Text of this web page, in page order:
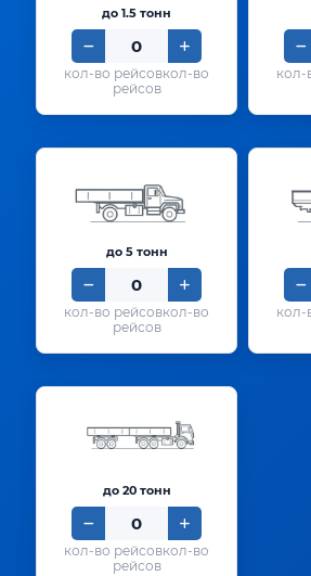
до 1.5 тонн
кол-во
рейсов
до 5 тонн
кол-во
рейсов
до 20 тонн
кол-во
рейсов